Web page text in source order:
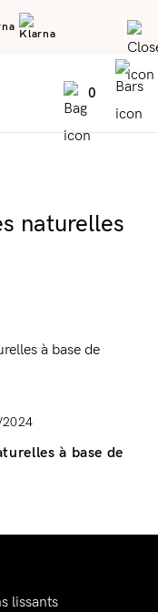
0
naturelles
à base de
lissants